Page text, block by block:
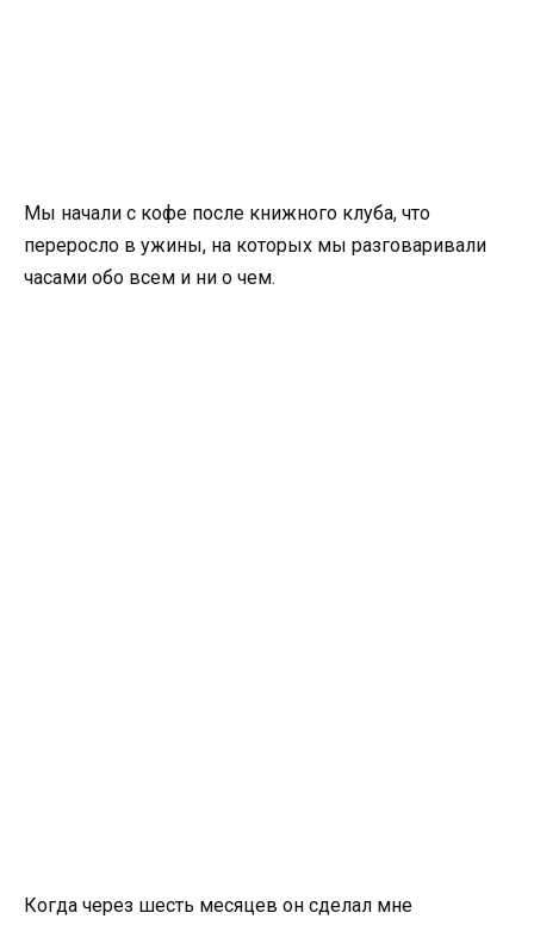
Мы начали с кофе после книжного клуба, что
переросло в ужины, на которых мы разговаривали
часами обо всем и ни о чем.
Когда через шесть месяцев он сделал мне